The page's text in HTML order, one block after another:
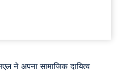
ने अपना सामाजिक दायित्व